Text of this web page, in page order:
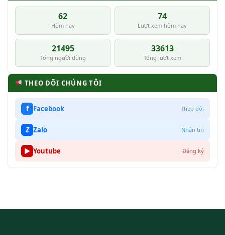
62
Hôm nay
74
Lượt xem hôm nay
21495
Tổng người dùng
33613
Tổng lượt xem
THEO DÕI CHÚNG TÔI
f Facebook Theo dõi
Z Zalo Nhắn tin
▶ Youtube Đăng ký